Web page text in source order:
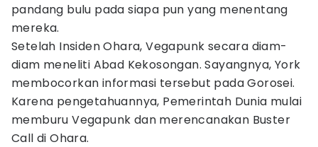
pandang bulu pada siapa pun yang menentang
mereka.
Setelah Insiden Ohara, Vegapunk secara diam-
diam meneliti Abad Kekosongan. Sayangnya, York
membocorkan informasi tersebut pada Gorosei.
Karena pengetahuannya, Pemerintah Dunia mulai
memburu Vegapunk dan merencanakan Buster
Call di Ohara.